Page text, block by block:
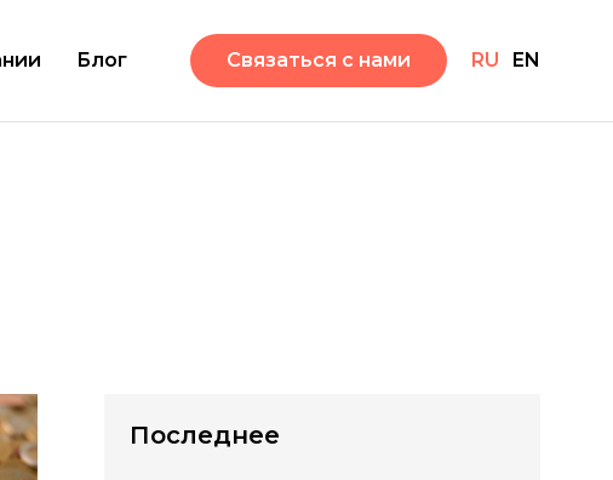
Блог Связаться с нами RU EN
Последнее